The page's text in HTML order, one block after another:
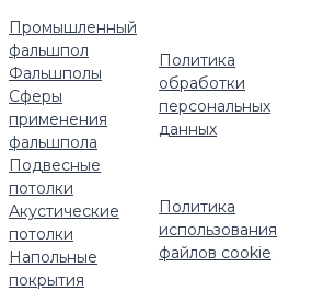
Промышленный
фальшпол
Фальшполы
Сферы
применения
фальшпола
Подвесные
потолки
Акустические
потолки
Напольные
покрытия
Политика
обработки
персональных
данных
Политика
использования
файлов cookie